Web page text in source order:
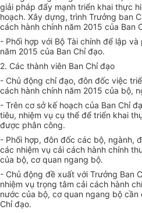
giải pháp đẩy mạnh triển khai thực
hoạch. Xây dựng, trình Trưởng ban
cách hành chính năm 2015 của Ban
- Phối hợp với Bộ Tài chính để lập
năm 2015 của Ban Chỉ đạo.
2. Các thành viên Ban Chỉ đạo
- Chủ động chỉ đạo, đôn đốc việc
cách hành chính năm 2015 của bộ,
- Trên cơ sở kế hoạch của Ban Chỉ
tiêu, nhiệm vụ cụ thể để triển khai
được phân công.
- Phối hợp, đôn đốc các bộ, ngành,
các nhiệm vụ cải cách hành chính
của bộ, cơ quan ngang bộ.
- Chủ động đề xuất với Trưởng Ban
nhiệm vụ trọng tâm cải cách hành
nước của bộ, cơ quan ngang bộ
Chỉ đạo.